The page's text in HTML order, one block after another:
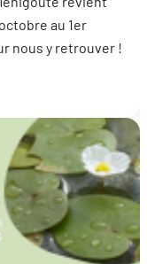
au 1er
nous y retrouver !